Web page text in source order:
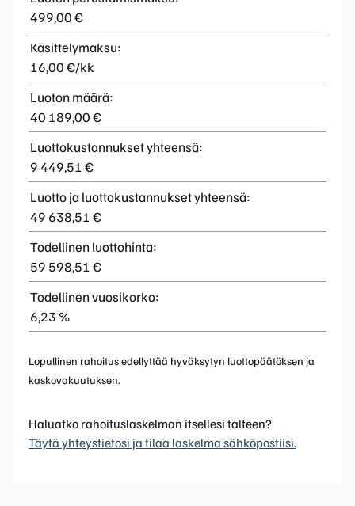
499,00 €
Käsittelymaksu:
16,00 €/kk
Luoton määrä:
40 189,00 €
Luottokustannukset yhteensä:
9 449,51 €
Luotto ja luottokustannukset yhteensä:
49 638,51 €
Todellinen luottohinta:
59 598,51 €
Todellinen vuosikorko:
6,23 %
Lopullinen rahoitus edellyttää hyväksytyn luottopäätöksen ja
kaskovakuutuksen.
Haluatko rahoituslaskelman itsellesi talteen?
Täytä yhteystietosi ja tilaa laskelma sähköpostiisi.